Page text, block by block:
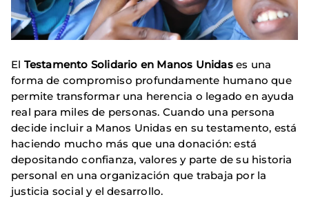
El Testamento Solidario en Manos Unidases una
forma de compromiso profundamente humano que
permite transformar una herencia o legado en ayuda
real para miles de personas. Cuando una persona
decide incluir a Manos Unidas en su testamento, está
haciendo mucho más que una donación: está
depositando confianza, valores y parte de su historia
personal en una organización que trabaja por la
justicia social y el desarrollo.